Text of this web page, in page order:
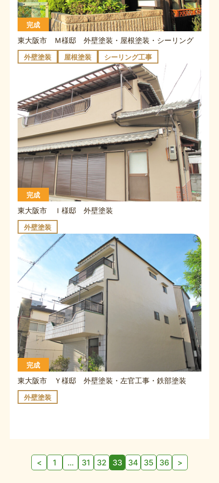
完成
東大阪市 Ｍ様邸 外壁塗装・屋根塗装・シーリング
外壁塗装 屋根塗装 シーリング工事
完成
東大阪市 Ｉ様邸 外壁塗装
外壁塗装
完成
東大阪市 Ｙ様邸 外壁塗装・左官工事・鉄部塗装
外壁塗装
< 1 … 31 32 33 34 35 36 >